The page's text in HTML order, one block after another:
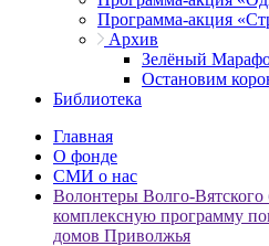
Программа-акция
Архив
Зелёный
Остановим
Библиотека
Главная
О фонде
СМИ о нас
Волонтеры Волго-Вятского
комплексную программу
домов Приволжья